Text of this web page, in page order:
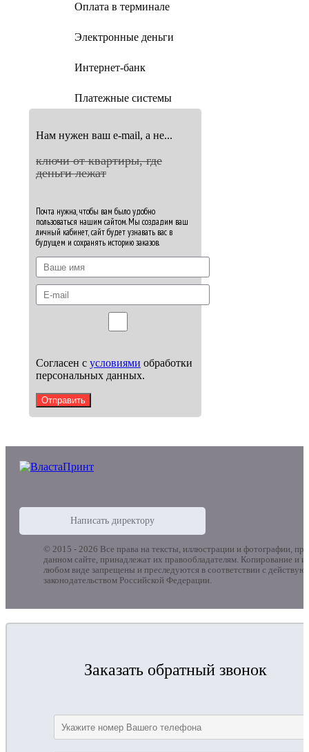
Оплата в терминале
Электронные деньги
Интернет-банк
Платежные системы
Нам нужен ваш e-mail, а не...
ключи от квартиры, где
деньги лежат
Почта нужна, чтобы вам было удобно
пользоваться нашим сайтом. Мы создадим ваш
личный кабинет, сайт будет узнавать вас в
будущем и сохранять историю заказов.
Согласен с условиями обработки
персональных данных.
Отправить
Написать директору
© 2015 - 2026 Все права на тексты, иллюстрации и фотографии,
данном сайте, принадлежат их правообладателям. Копирование и
любом виде запрещены и преследуются в соответствии с
законодательством Российской Федерации.
Заказать обратный звонок